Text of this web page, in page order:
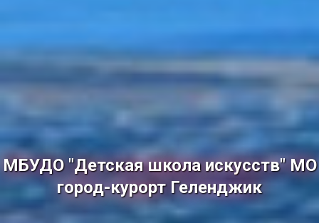
МБУДО "Детская школа искусств" МО
город-курорт Геленджик